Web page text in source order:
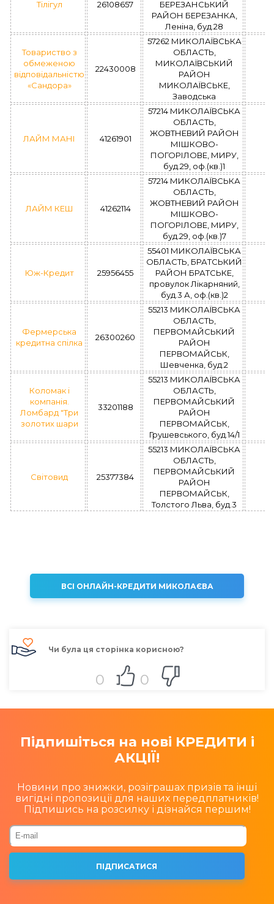
Тілігул 26108657
БЕРЕЗАНСЬКИЙ
РАЙОН БЕРЕЗАНКА,
Леніна, буд.28
Товариство з
обмеженою
відповідальністю
«Сандора»
22430008
57262 МИКОЛАЇВСЬКА
ОБЛАСТЬ,
МИКОЛАЇВСЬКИЙ
РАЙОН
МИКОЛАЇВСЬКЕ,
Заводська
ЛАЙМ МАНІ 41261901
57214 МИКОЛАЇВСЬКА
ОБЛАСТЬ,
ЖОВТНЕВИЙ РАЙОН
МІШКОВО-
ПОГОРІЛОВЕ, МИРУ,
буд.29, оф.(кв.)1
ЛАЙМ КЕШ 41262114
57214 МИКОЛАЇВСЬКА
ОБЛАСТЬ,
ЖОВТНЕВИЙ РАЙОН
МІШКОВО-
ПОГОРІЛОВЕ, МИРУ,
буд.29, оф.(кв.)7
Юж-Кредит 25956455
55401 МИКОЛАЇВСЬКА
ОБЛАСТЬ, БРАТСЬКИЙ
РАЙОН БРАТСЬКЕ,
провулок Лікарняний,
буд.3 А, оф.(кв.)2
Фермерська
кредитна спілка
26300260
55213 МИКОЛАЇВСЬКА
ОБЛАСТЬ,
ПЕРВОМАЙСЬКИЙ
РАЙОН
ПЕРВОМАЙСЬК,
Шевченка, буд.2
Коломак і
компанія.
Ломбард "Три
золотих шари
33201188
55213 МИКОЛАЇВСЬКА
ОБЛАСТЬ,
ПЕРВОМАЙСЬКИЙ
РАЙОН
ПЕРВОМАЙСЬК,
Грушевського, буд.14/1
Світовид 25377384
55213 МИКОЛАЇВСЬКА
ОБЛАСТЬ,
ПЕРВОМАЙСЬКИЙ
РАЙОН
ПЕРВОМАЙСЬК,
Толстого Льва, буд.3
ВСІ ОНЛАЙН-КРЕДИТИ МИКОЛАЄВА
Чи була ця сторінка корисною?
0 0
Підпишіться на нові КРЕДИТИ і
АКЦІЇ!
Новини про знижки, розіграшах призів та інші
вигідні пропозиції для наших передплатників!
Підпишись на розсилку і дізнайся першим!